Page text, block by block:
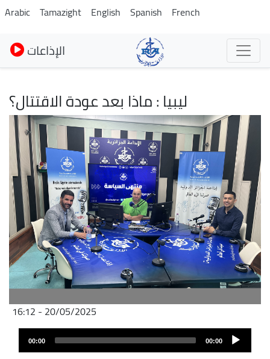
Skip
to
main
content
Arabic Tamazight English Spanish French
الإذاعات
ليبيا : ماذا بعد عودة الاقتتال؟
Image
20/05/2025 - 16:12
Fichier
audio
00:00
00:00